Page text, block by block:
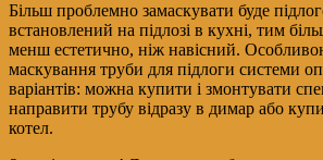
Більш проблемно замаскувати буде
встановлений на підлозі в кухні, тим
менш естетично, ніж навісний.
маскування труби для підлоги системи
варіантів: можна купити і змонтувати
направити трубу відразу в димар або
котел.